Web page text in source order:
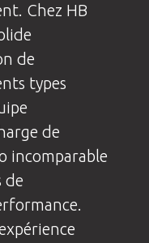
Chez HB
de
types
de
incomparable
de